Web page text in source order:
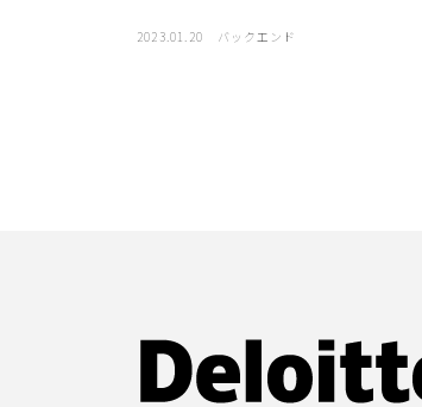
2023.01.20 バックエンド